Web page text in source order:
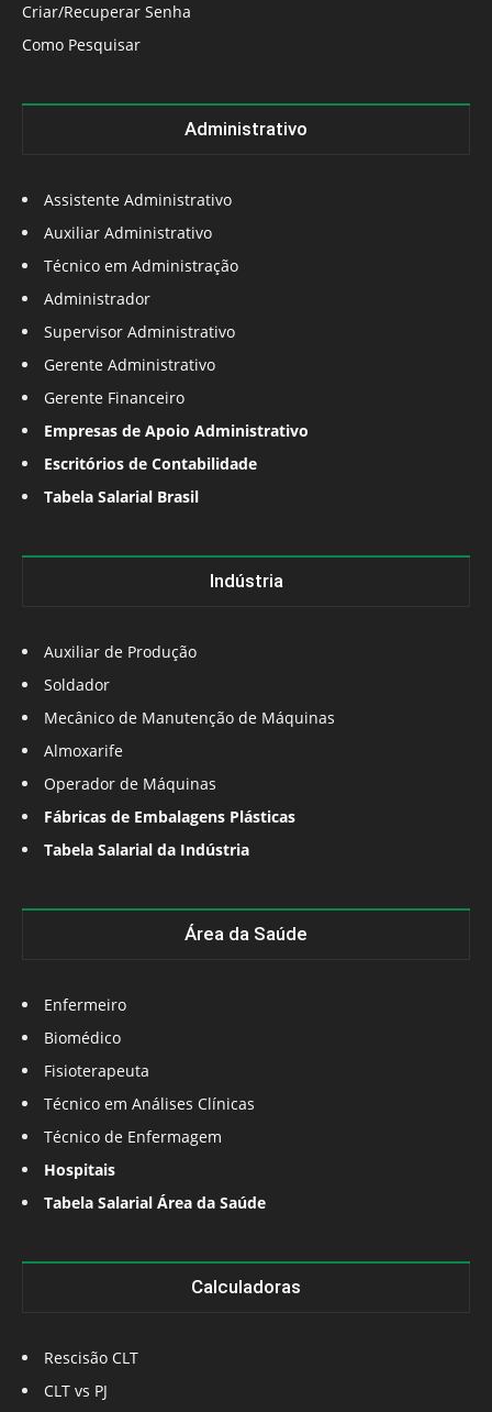
Criar/Recuperar Senha
Como Pesquisar
Administrativo
Assistente Administrativo
Auxiliar Administrativo
Técnico em Administração
Administrador
Supervisor Administrativo
Gerente Administrativo
Gerente Financeiro
Empresas de Apoio Administrativo
Escritórios de Contabilidade
Tabela Salarial Brasil
Indústria
Auxiliar de Produção
Soldador
Mecânico de Manutenção de Máquinas
Almoxarife
Operador de Máquinas
Fábricas de Embalagens Plásticas
Tabela Salarial da Indústria
Área da Saúde
Enfermeiro
Biomédico
Fisioterapeuta
Técnico em Análises Clínicas
Técnico de Enfermagem
Hospitais
Tabela Salarial Área da Saúde
Calculadoras
Rescisão CLT
CLT vs PJ